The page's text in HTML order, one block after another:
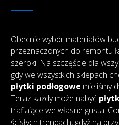
Obecnie wybór materiałów
przeznaczonych do remontu
szeroki. Na szczęście dla
gdy we wszystkich sklepach
płytki podłogowe mieliśmy
Teraz każdy może nabyć
trafiające we własne gusta.
ścisłych trendach, gdyż na